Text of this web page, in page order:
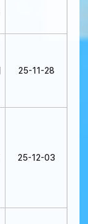
25-11-28
25-12-03